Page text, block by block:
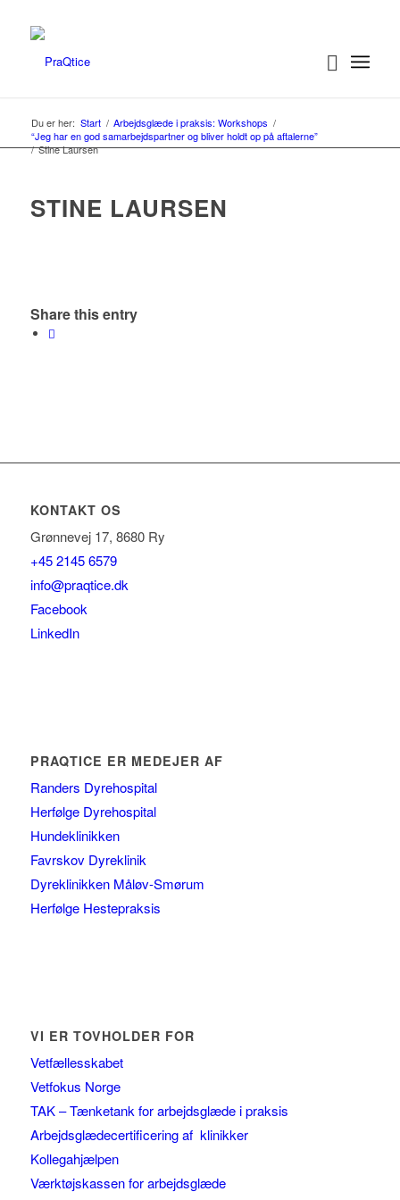
Du er her: Start / Arbejdsglæde i praksis: Workshops /
“Jeg har en god samarbejdspartner og bliver holdt op på aftalerne”
/ Stine Laursen
STINE LAURSEN
Share this entry
KONTAKT OS
Grønnevej 17, 8680 Ry
+45 2145 6579
info@praqtice.dk
Facebook
LinkedIn
PRAQTICE ER MEDEJER AF
Randers Dyrehospital
Herfølge Dyrehospital
Hundeklinikken
Favrskov Dyreklinik
Dyreklinikken Måløv-Smørum
Herfølge Hestepraksis
VI ER TOVHOLDER FOR
Vetfællesskabet
Vetfokus Norge
TAK – Tænketank for arbejdsglæde i praksis
Arbejdsglædecertificering af klinikker
Kollegahjælpen
Værktøjskassen for arbejdsglæde